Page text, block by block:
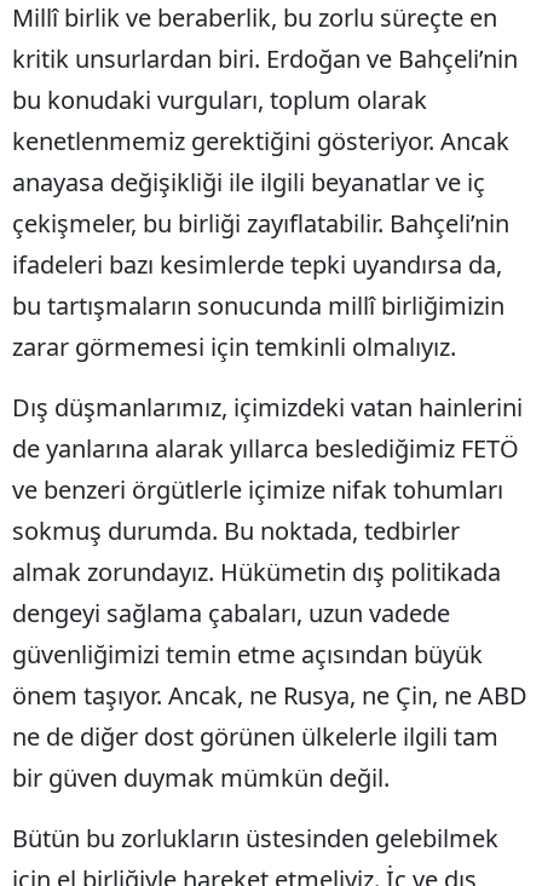
Kastamonu
Kırklareli
Kırşehir
Kocaeli
Konya
Kahramanmaraş
Mardin
Muğla
Muş
Nevşehir
Niğde
Ordu
Rize
Sakarya
Millî birlik ve beraberlik, bu zorlu süreçte en
kritik unsurlardan biri. Erdoğan ve Bahçeli’nin
bu konudaki vurguları, toplum olarak
kenetlenmemiz gerektiğini gösteriyor. Ancak
anayasa değişikliği ile ilgili beyanatlar ve iç
çekişmeler, bu birliği zayıflatabilir. Bahçeli’nin
ifadeleri bazı kesimlerde tepki uyandırsa da,
bu tartışmaların sonucunda millî birliğimizin
zarar görmemesi için temkinli olmalıyız.
Dış düşmanlarımız, içimizdeki vatan hainlerini
de yanlarına alarak yıllarca beslediğimiz FETÖ
ve benzeri örgütlerle içimize nifak tohumları
sokmuş durumda. Bu noktada, tedbirler
almak zorundayız. Hükümetin dış politikada
dengeyi sağlama çabaları, uzun vadede
güvenliğimizi temin etme açısından büyük
önem taşıyor. Ancak, ne Rusya, ne Çin, ne ABD
ne de diğer dost görünen ülkelerle ilgili tam
bir güven duymak mümkün değil.
Bütün bu zorlukların üstesinden gelebilmek